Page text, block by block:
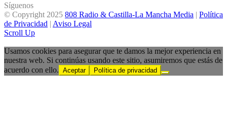
Síguenos
© Copyright 2025 808 Radio & Castilla-La Mancha Media | Política
de Privacidad | Aviso Legal
Scroll Up
Usamos cookies para asegurar que te damos la mejor experiencia en
nuestra web. Si continúas usando este sitio, asumiremos que estás de
acuerdo con ello. Aceptar Política de privacidad